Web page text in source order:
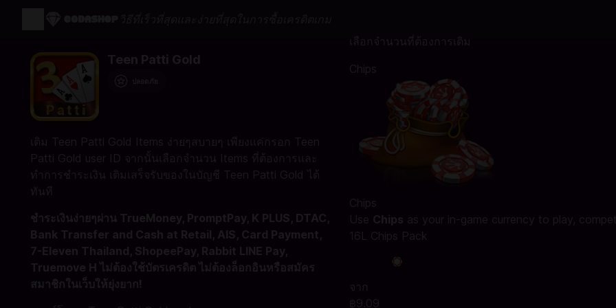
Teen Patti Gold
เติม Teen Patti Gold Items ง่ายๆสบายๆ เพียงแค่กรอก Teen
Patti Gold user ID จากนั้นเลือกจำนวน Items ที่ต้องการและ
ทำการชำระเงิน เติมเสร็จรับของในบัญชี Teen Patti Gold ได้
ทันที
ชำระเงินง่ายๆผ่าน TrueMoney, PromptPay, K PLUS, DTAC,
Bank Transfer and Cash at Retail, AIS, Card Payment,
7-Eleven Thailand, ShopeePay, Rabbit LINE Pay,
Truemove H ไม่ต้องใช้บัตรเครดิต ไม่ต้องล็อกอินหรือสมัคร
สมาชิกในเว็บให้ยุ่งยาก!
เลือกจำนวนที่ต้องการเติม
Chips
Chips
Use Chips as your in-game currency to play,
16L Chips Pack
จาก
฿9.09